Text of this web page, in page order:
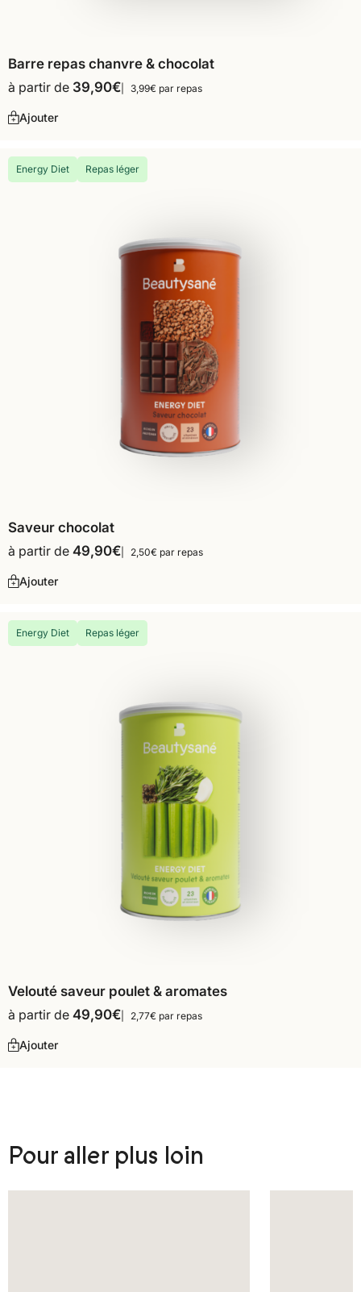
Barre repas chanvre & chocolat
à partir de 39,90€ 3,99€ par repas
Ajouter
Energy Diet Repas léger
Saveur chocolat
à partir de 49,90€ 2,50€ par repas
Ajouter
Energy Diet Repas léger
Velouté saveur poulet & aromates
à partir de 49,90€ 2,77€ par repas
Ajouter
Pour aller plus loin